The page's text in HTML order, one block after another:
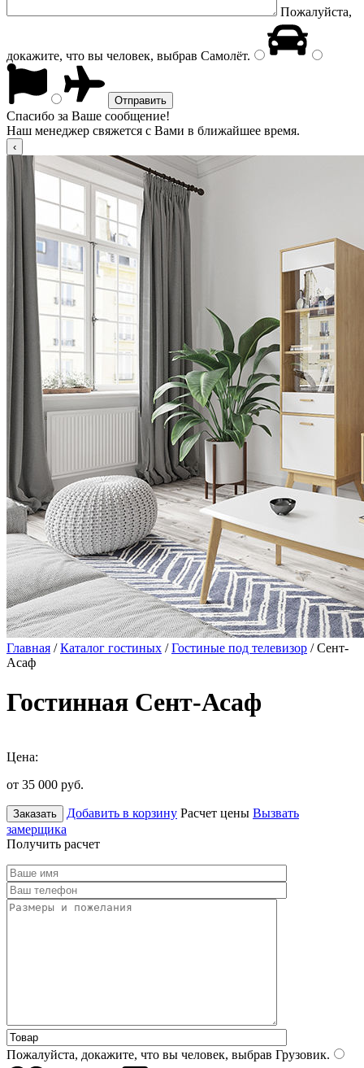
Пожалуйста,
докажите, что вы человек, выбрав Самолёт.
Спасибо за Ваше сообщение!
Наш менеджер свяжется с Вами в ближайшее время.
Главная /Каталог гостиных /Гостиные под телевизор / Сент-
Асаф
Гостинная Сент-Асаф
Цена:
от 35 000 руб.
Заказать Добавить в корзину Расчет цены Вызвать
замерщика
Получить расчет
Пожалуйста, докажите, что вы человек, выбрав Грузовик.